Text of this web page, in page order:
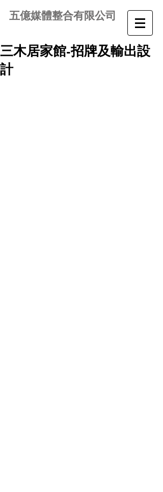
五億媒體整合有限公司
三木居家館-招牌及輸出設
計